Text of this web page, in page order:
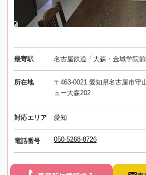
最寄駅 名古屋鉄道「大森・金城学院
所在地
〒463-0021 愛知県名古屋市守
ュー大森202
対応エリア 愛知
電話番号 050-5268-8726